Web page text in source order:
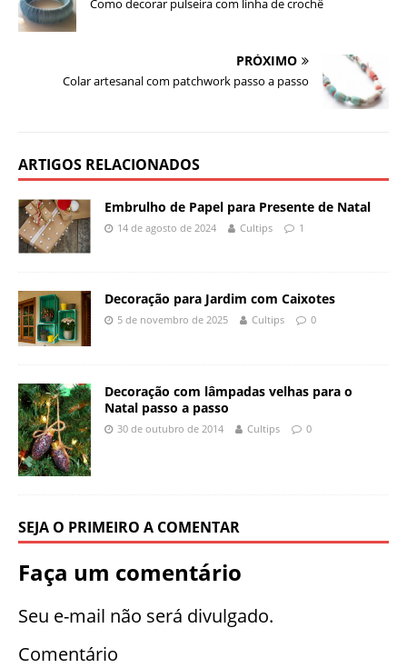
Como decorar pulseira com linha de crochê
PRÓXIMO
Colar artesanal com patchwork passo a passo
ARTIGOS RELACIONADOS
Embrulho de Papel para Presente de Natal
14 de agosto de 2024 Cultips 1
Decoração para Jardim com Caixotes
5 de novembro de 2025 Cultips 0
Decoração com lâmpadas velhas para o
Natal passo a passo
30 de outubro de 2014 Cultips 0
SEJA O PRIMEIRO A COMENTAR
Faça um comentário
Seu e-mail não será divulgado.
Comentário